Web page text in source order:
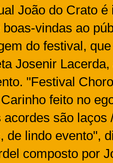
João do Crato é
vindas ao
do festival,
Josenir
"Festival
feito no
são laços
de lindo evento",
composto por